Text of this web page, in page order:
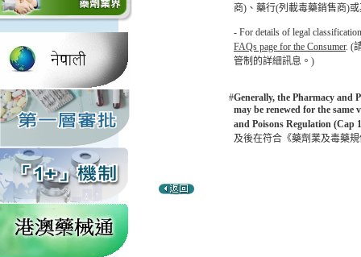
商)、藥行(列載毒藥銷售商)
- For details of legal
FAQs page for the Consumer. (
管制的詳細訊息。)
#Generally, the Pharmacy and
may be renewed for the
and Poisons Regulation (Cap
及後在符合《藥劑業及毒藥